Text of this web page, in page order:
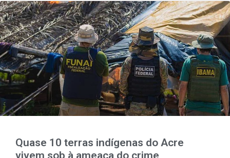
Quase 10 terras indígenas do Acre